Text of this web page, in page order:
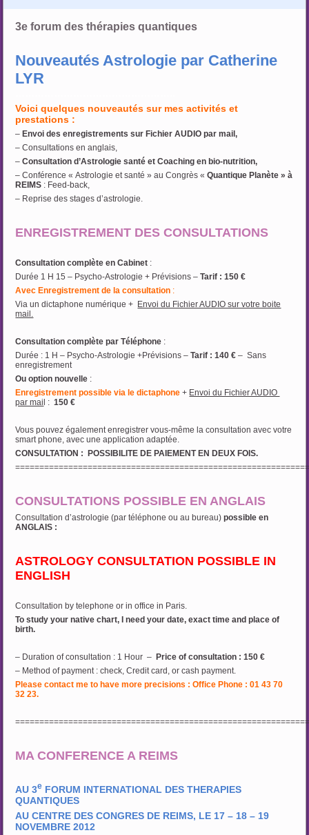
3e forum des thérapies quantiques
Nouveautés Astrologie par Catherine
LYR
Voici quelques nouveautés sur mes activités et
prestations :
– Envoi des enregistrements sur Fichier AUDIO par mail,
– Consultations en anglais,
–Consultation d’Astrologie santé et Coaching en bio-nutrition,
– Conférence « Astrologie et santé » au Congrès «Quantique Planète » à
REIMS : Feed-back,
– Reprise des stages d’astrologie.
ENREGISTREMENT DES CONSULTATIONS
Consultation complète en Cabinet :
Durée 1 H 15 – Psycho-Astrologie + Prévisions –Tarif : 150 €
Avec Enregistrement de la consultation :
Via un dictaphone numérique + Envoi du Fichier AUDIO sur votre boite
mail.
Consultation complète par Téléphone :
Durée : 1 H – Psycho-Astrologie +Prévisions –Tarif : 140 €– Sans
enregistrement
Ou option nouvelle :
Enregistrement possible via le dictaphone + Envoi du Fichier AUDIO
par mai l : 150 €
Vous pouvez également enregistrer vous-même la consultation avec votre
smart phone, avec une application adaptée.
CONSULTATION : POSSIBILITE DE PAIEMENT EN DEUX FOIS.
CONSULTATIONS POSSIBLE EN ANGLAIS
Consultation d’astrologie (par téléphone ou au bureau)possible en
ANGLAIS :
ASTROLOGY CONSULTATION POSSIBLE IN
ENGLISH
Consultation by telephone or in office in Paris.
To study your native chart, I need your date, exact time and place of
birth.
– Duration of consultation : 1 Hour – Price of consultation : 150 €
– Method of payment : check, Credit card, or cash payment.
Please contact me to have more precisions : Office Phone : 01 43 70
32 23.
MA CONFERENCE A REIMS
AU 3e FORUM INTERNATIONAL DES THERAPIES
QUANTIQUES
AU CENTRE DES CONGRES DE REIMS, LE 17 – 18 – 19
NOVEMBRE 2012